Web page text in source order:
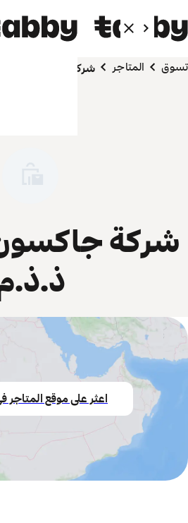
تسوق المتاجر شركة جاكسون
شركة جاكسون
اعثر على موقع المتاجر